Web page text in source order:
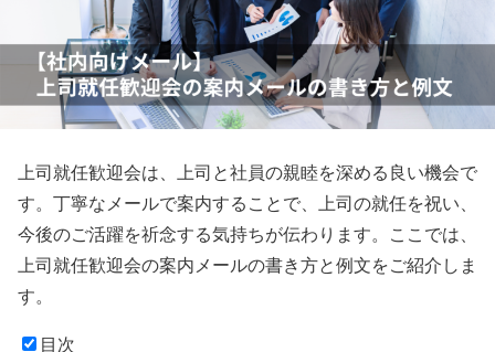
上司就任歓迎会は、上司と社員の親睦を深める良い機会で
す。丁寧なメールで案内することで、上司の就任を祝い、
今後のご活躍を祈念する気持ちが伝わります。ここでは、
上司就任歓迎会の案内メールの書き方と例文をご紹介しま
す。
目次